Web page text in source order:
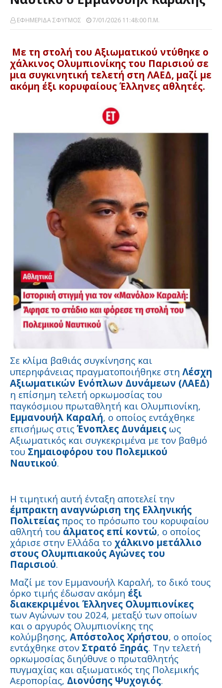
ΕΦΗΜΕΡΙΔΑ ΣΦΥΓΜΟΣ 7/01/2026 11:48:00 Π.μ.
Με τη στολή του Αξιωματικού ντύθηκε ο
χάλκινος Ολυμπιονίκης του Παρισιού σε
μια συγκινητική τελετή στη ΛΑΕΔ, μαζί με
ακόμη έξι κορυφαίους Έλληνες αθλητές.
Σε κλίμα βαθιάς συγκίνησης και
υπερηφάνειας πραγματοποιήθηκε στη Λέσχη
Αξιωματικών Ενόπλων Δυνάμεων (ΛΑΕΔ)
η επίσημη τελετή ορκωμοσίας του
παγκόσμιου πρωταθλητή και Ολυμπιονίκη,
Εμμανουήλ Καραλή, ο οποίος εντάχθηκε
επισήμως στις Ένοπλες Δυνάμεις ως
Αξιωματικός και συγκεκριμένα με τον βαθμό
του Σημαιοφόρου του Πολεμικού
Ναυτικού.
Η τιμητική αυτή ένταξη αποτελεί την
έμπρακτη αναγνώριση της Ελληνικής
Πολιτείας προς το πρόσωπο του κορυφαίου
αθλητή του άλματος επί κοντώ, ο οποίος
χάρισε στην Ελλάδα το χάλκινο μετάλλιο
στους Ολυμπιακούς Αγώνες του
Παρισιού.
Μαζί με τον Εμμανουήλ Καραλή, το δικό τους
όρκο τιμής έδωσαν ακόμη έξι
διακεκριμένοι Έλληνες Ολυμπιονίκες
των Αγώνων του 2024, μεταξύ των οποίων
και ο αργυρός Ολυμπιονίκης της
κολύμβησης, Απόστολος Χρήστου, ο οποίος
εντάχθηκε στον Στρατό Ξηράς. Την τελετή
ορκωμοσίας διηύθυνε ο πρωταθλητής
πυγμαχίας και αξιωματικός της Πολεμικής
Αεροπορίας, Διονύσης Ψυχογιός.